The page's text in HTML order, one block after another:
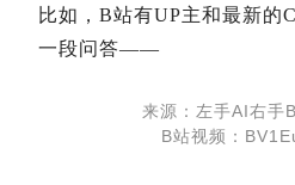
比如，B站有UP主和最新的
一段问答——
来源：左手AI右手
B站视频：